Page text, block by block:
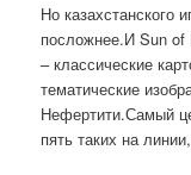
Но казахстанского
посложнее.И Sun
– классические
тематические
Нефертити.Самый
пять таких на